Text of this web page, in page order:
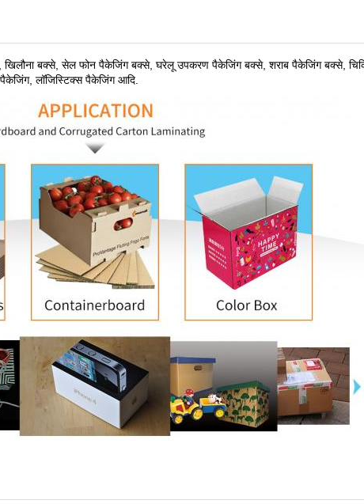
बक्से, सेल फोन पैकेजिंग बक्से, घरेलू उपकरण पैकेजिंग बक्से, शराब पैकेजिंग बक्से,
पैकेजिंग, लॉजिस्टिक्स पैकेजिंग आदि